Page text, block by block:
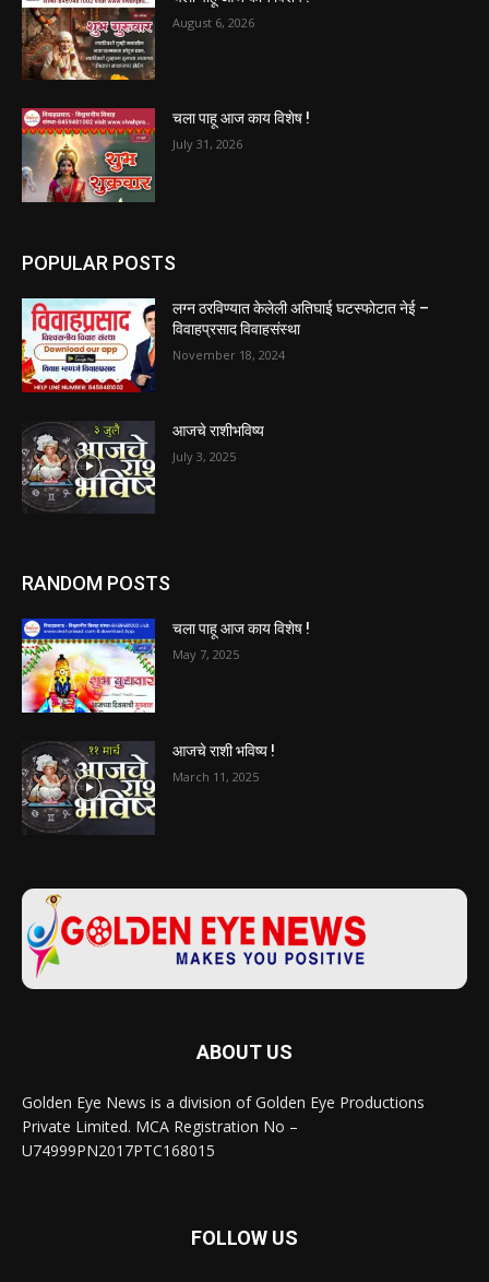
August 6, 2026
चला पाहू आज काय विशेष !
July 31, 2026
POPULAR POSTS
लग्न ठरविण्यात केलेली अतिघाई घटस्फोटात नेई –
विवाहप्रसाद विवाहसंस्था
November 18, 2024
आजचे राशीभविष्य
July 3, 2025
RANDOM POSTS
चला पाहू आज काय विशेष !
May 7, 2025
आजचे राशी भविष्य !
March 11, 2025
ABOUT US
Golden Eye News is a division of Golden Eye Productions
Private Limited. MCA Registration No –
U74999PN2017PTC168015
FOLLOW US